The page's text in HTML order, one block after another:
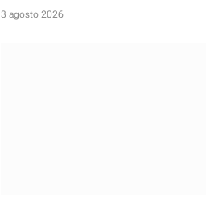
descargar, reparar y actualizar
3 agosto 2026